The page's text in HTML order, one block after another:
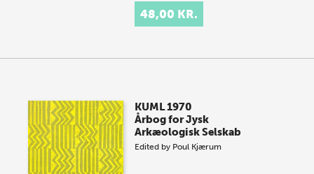
48,00 KR.
KUML 1970
Årbog for Jysk
Arkæologisk Selskab
Edited by Poul Kjærum